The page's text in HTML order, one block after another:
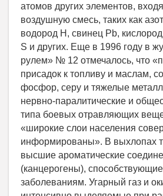
атомов других элементов,
воздушную смесь, таких как
водород Н, свинец Pb,
S и других. Еще в 1996 году в
рулем» № 12 отмечалось, что
присадок к топливу и маслам,
фосфор, серу и тяжелые
нервно-паралитические и
типа боевых отравляющих
«широкие слои населения
информированы». В выхлопах
высшие ароматические
(канцерогены),
заболеваниям. Угарный газ и